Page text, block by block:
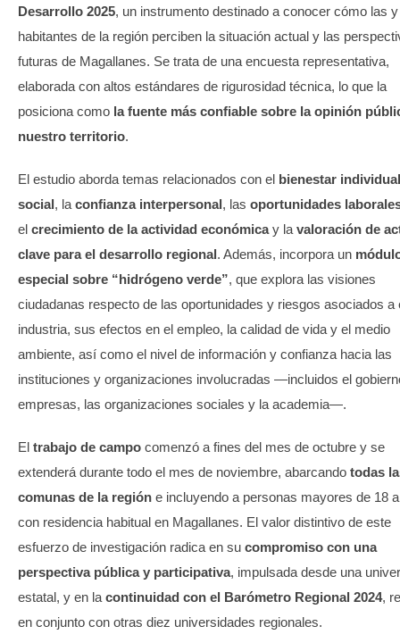
Desarrollo 2025, un instrumento destinado a conocer cómo las
habitantes de la región perciben la situación actual y las
futuras de Magallanes. Se trata de una encuesta representativa,
elaborada con altos estándares de rigurosidad técnica, lo que la
posiciona como la fuente más confiable sobre la opinión
nuestro territorio.
El estudio aborda temas relacionados con el bienestar
social, la confianza interpersonal, las oportunidades
el crecimiento de la actividad económicay la valoración de
clave para el desarrollo regional. Además, incorpora un
especial sobre “hidrógeno verde”, que explora las visiones
ciudadanas respecto de las oportunidades y riesgos asociados a
industria, sus efectos en el empleo, la calidad de vida y el medio
ambiente, así como el nivel de información y confianza hacia las
instituciones y organizaciones involucradas —incluidos el
empresas, las organizaciones sociales y la academia—.
El trabajo de campo comenzó a fines del mes de octubre y se
extenderá durante todo el mes de noviembre, abarcando todas
comunas de la región e incluyendo a personas mayores de 18
con residencia habitual en Magallanes. El valor distintivo de este
esfuerzo de investigación radica en su compromiso con una
perspectiva pública y participativa, impulsada desde una
estatal, y en la continuidad con el Barómetro Regional 2024,
en conjunto con otras diez universidades regionales.